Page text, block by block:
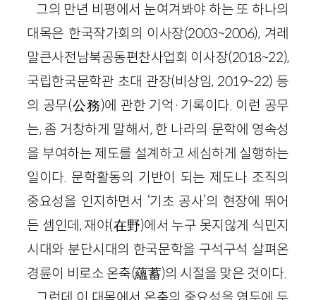
그의 만년 비평에서 눈여겨봐야 하는 또 하나의
대목은 한국작가회의 이사장(2003~2006), 겨레
말큰사전남북공동편찬사업회 이사장(2018~22),
국립한국문학관 초대 관장(비상임, 2019~22) 등
의 공무(公務)에 관한 기억·기록이다. 이런 공무
는, 좀 거창하게 말해서, 한 나라의 문학에 영속성
을 부여하는 제도를 설계하고 세심하게 실행하는
일이다. 문학활동의 기반이 되는 제도나 조직의
중요성을 인지하면서 ‘기초 공사’의 현장에 뛰어
든 셈인데, 재야(在野)에서 누구 못지않게 식민지
시대와 분단시대의 한국문학을 구석구석 살펴온
경륜이 비로소 온축(蘊蓄)의 시절을 맞은 것이다.